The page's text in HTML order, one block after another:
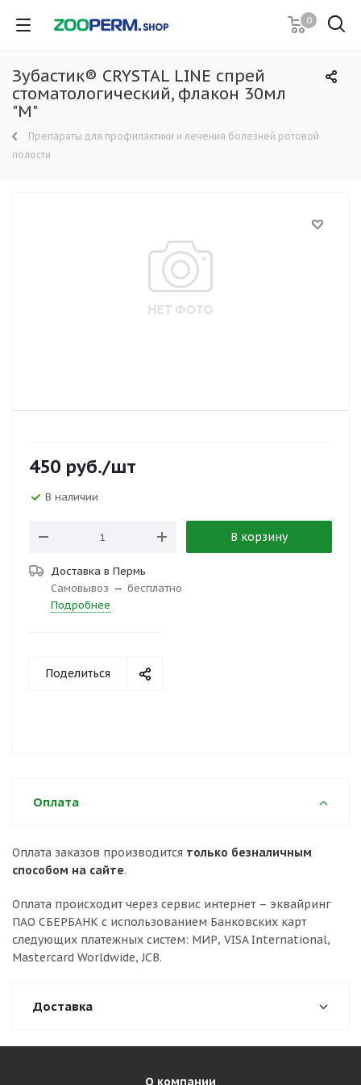
0
Зубастик® CRYSTAL LINE спрей
стоматологический, флакон 30мл
"М"
Препараты для профилактики и лечения болезней ротовой
полости
450 руб./шт
В наличии
В корзину
Доставка в Пермь
Самовывоз — бесплатно
Подробнее
Поделиться
Оплата
Оплата заказов производится только безналичным
способом на сайте.
Оплата происходит через сервис интернет – эквайринг
ПАО СБЕРБАНК с использованием Банковских карт
следующих платежных систем: МИР, VISA International,
Mastercard Worldwide, JCB.
Доставка
О компании